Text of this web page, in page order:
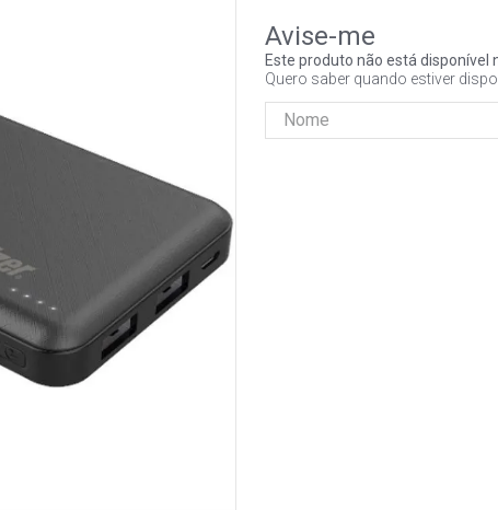
Este produto não está disponível
Quero saber quando estiver